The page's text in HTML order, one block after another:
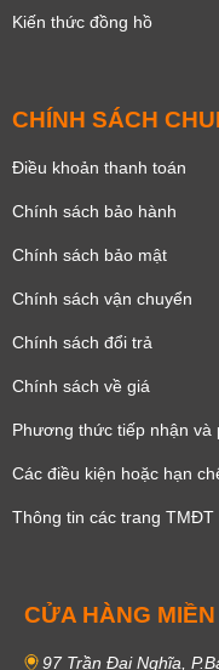
Kiến thức đồng hồ
CHÍNH SÁCH
Điều khoản thanh toán
Chính sách bảo hành
Chính sách bảo mật
Chính sách vận chuyển
Chính sách đổi trả
Chính sách về giá
Phương thức tiếp nhận và
Các điều kiện hoặc hạn
Thông tin các trang TMĐT
CỬA HÀNG
97 Trần Đại Nghĩa,